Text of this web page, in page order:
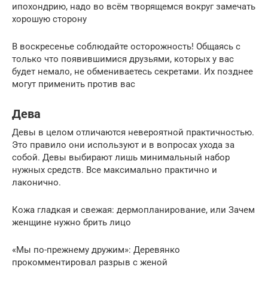
ипохондрию, надо во всём творящемся вокруг замечать
хорошую сторону
В воскресенье соблюдайте осторожность! Общаясь с
только что появившимися друзьями, которых у вас
будет немало, не обмениваетесь секретами. Их позднее
могут применить против вас
Дева
Девы в целом отличаются невероятной практичностью.
Это правило они используют и в вопросах ухода за
собой. Девы выбирают лишь минимальный набор
нужных средств. Все максимально практично и
лаконично.
Кожа гладкая и свежая: дермопланирование, или Зачем
женщине нужно брить лицо
«Мы по-прежнему дружим»: Деревянко
прокомментировал разрыв с женой